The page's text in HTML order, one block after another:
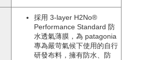
採用 3-layer H2No®
Performance Standard 防
水透氣薄膜，為 patagonia
專為嚴苛氣候下使用的自行
研發布料，擁有防水、防